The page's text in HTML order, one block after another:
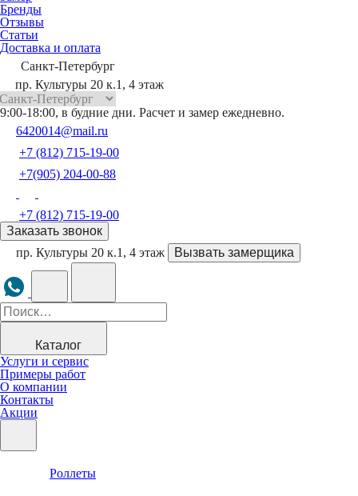
Бренды
Отзывы
Статьи
Доставка и оплата
Санкт-Петербург
пр. Культуры 20 к.1, 4 этаж
9:00-18:00, в будние дни. Расчет и замер ежедневно.
6420014@mail.ru
+7 (812) 715-19-00
+7(905) 204-00-88
+7 (812) 715-19-00
Заказать звонок
пр. Культуры 20 к.1, 4 этаж
Вызвать замерщика
Каталог
Услуги и сервис
Примеры работ
О компании
Контакты
Акции
Роллеты